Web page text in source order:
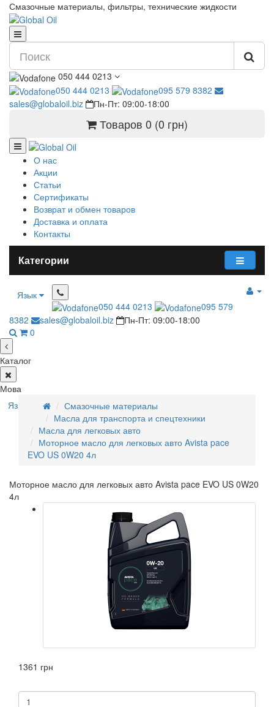
Смазочные материалы, фильтры, технические жидкости
050 444 0213
050 444 0213
095 579 8382
sales@globaloil.biz
Пн-Пт: 09:00-18:00
Товаров 0 (0 грн)
О нас
Акции
Статьи
Сертификаты
Возврат и обмен товаров
Доставка и оплата
Контакты
Категории
Язык
050 444 0213
095 579
8382
sales@globaloil.biz
Пн-Пт: 09:00-18:00
0
Каталог
Мова
Язык
Смазочные материалы
Масла для транспорта и спецтехники
Масла для легковых авто
Моторное масло для легковых авто Avista pace
EVO US 0W20 4л
Моторное масло для легковых авто Avista pace EVO US 0W20
4л
1361 грн